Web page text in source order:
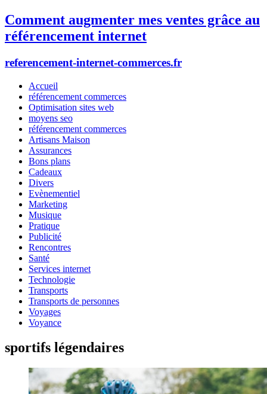
Comment augmenter mes ventes grâce au
référencement internet
referencement-internet-commerces.fr
Accueil
référencement commerces
Optimisation sites web
moyens seo
référencement commerces
Artisans Maison
Assurances
Bons plans
Cadeaux
Divers
Evènementiel
Marketing
Musique
Pratique
Publicité
Rencontres
Santé
Services internet
Technologie
Transports
Transports de personnes
Voyages
Voyance
sportifs légendaires